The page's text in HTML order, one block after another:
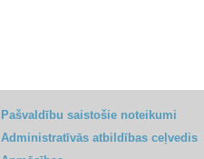
Pašvaldību saistošie noteikumi
Administratīvās atbildības ceļvedis